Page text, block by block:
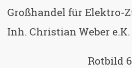
Großhandel für Elektro-
Inh. Christian Weber e.K.
Rotbild 6